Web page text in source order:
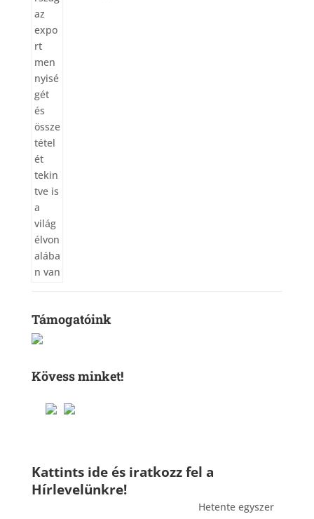
Támogatóink
Kövess minket!
Kattints ide és iratkozz fel a
Hírlevelünkre!
Hetente egyszer